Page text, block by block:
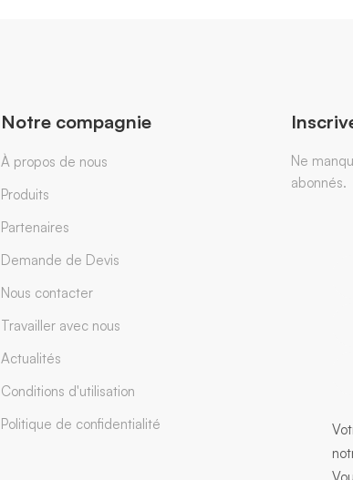
Notre compagnie
À propos de nous
Produits
Partenaires
Demande de Devis
Nous contacter
Travailler avec nous
Actualités
Conditions d'utilisation
Politique de confidentialité
Ne
abonnés.